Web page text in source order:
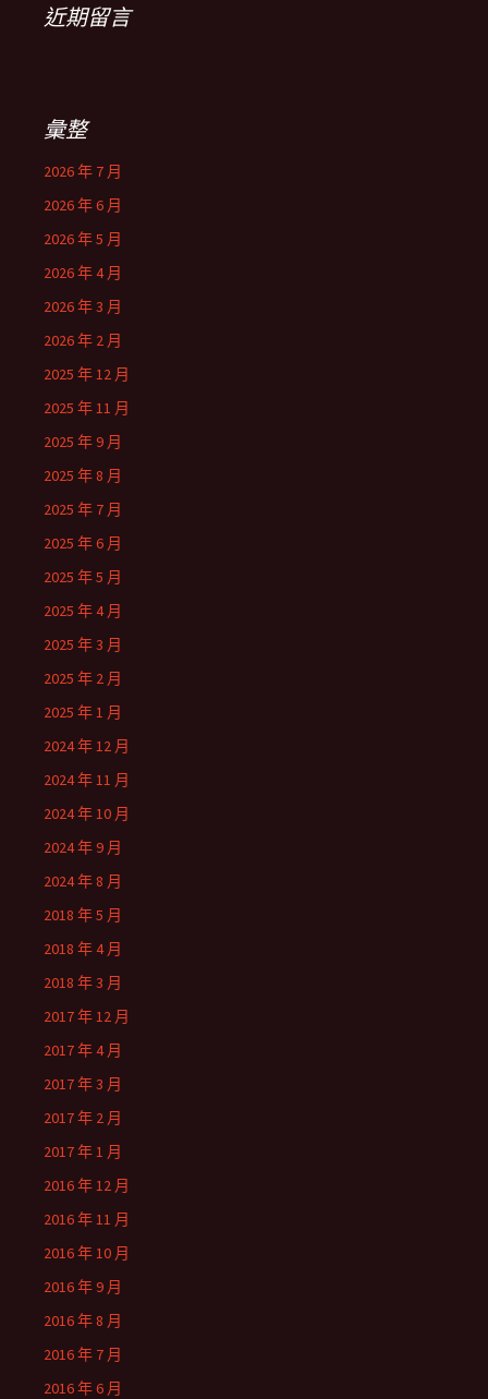
近期留言
彙整
2026 年 7 月
2026 年 6 月
2026 年 5 月
2026 年 4 月
2026 年 3 月
2026 年 2 月
2025 年 12 月
2025 年 11 月
2025 年 9 月
2025 年 8 月
2025 年 7 月
2025 年 6 月
2025 年 5 月
2025 年 4 月
2025 年 3 月
2025 年 2 月
2025 年 1 月
2024 年 12 月
2024 年 11 月
2024 年 10 月
2024 年 9 月
2024 年 8 月
2018 年 5 月
2018 年 4 月
2018 年 3 月
2017 年 12 月
2017 年 4 月
2017 年 3 月
2017 年 2 月
2017 年 1 月
2016 年 12 月
2016 年 11 月
2016 年 10 月
2016 年 9 月
2016 年 8 月
2016 年 7 月
2016 年 6 月